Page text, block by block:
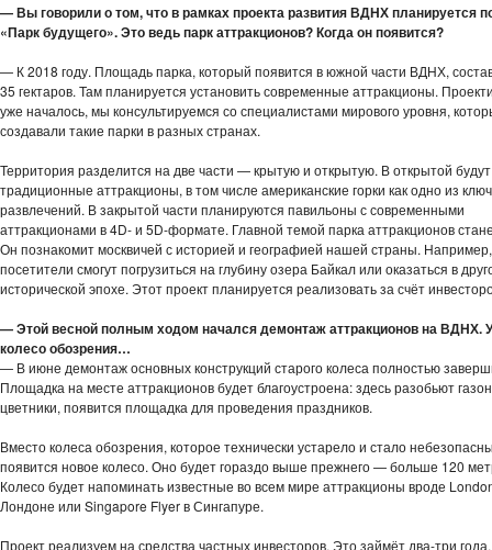
— Вы говорили о том, что в рамках проекта развития ВДНХ планируется
«Парк будущего». Это ведь парк аттракционов? Когда он появится?
— К 2018 году. Площадь парка, который появится в южной части ВДНХ,
35 гектаров. Там планируется установить современные аттракционы.
уже началось, мы консультируемся со специалистами мирового уровня,
создавали такие парки в разных странах.
Территория разделится на две части — крытую и открытую. В открытой будут
традиционные аттракционы, в том числе американские горки как одно из
развлечений. В закрытой части планируются павильоны с современными
аттракционами в 4D- и 5D-формате. Главной темой парка аттракционов
Он познакомит москвичей с историей и географией нашей страны. Например,
посетители смогут погрузиться на глубину озера Байкал или оказаться в
исторической эпохе. Этот проект планируется реализовать за счёт
— Этой весной полным ходом начался демонтаж аттракционов на ВДНХ.
колесо обозрения…
— В июне демонтаж основных конструкций старого колеса полностью
Площадка на месте аттракционов будет благоустроена: здесь разобьют
цветники, появится площадка для проведения праздников.
Вместо колеса обозрения, которое технически устарело и стало
появится новое колесо. Оно будет гораздо выше прежнего — больше 120
Колесо будет напоминать известные во всем мире аттракционы вроде
Лондоне или Singapore Flyer в Сингапуре.
Проект реализуем на средства частных инвесторов. Это займёт два-три года.